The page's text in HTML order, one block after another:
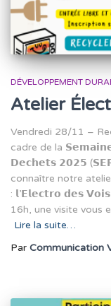
DÉVELOPPEMENT
Atelier
Vendredi 28/11 –
cadre de la
𝗗𝗲𝗰𝗵𝗲𝘁𝘀 𝟮𝟬𝟮𝟱
connaître notre
: 𝗹’𝗘𝗹𝗲𝗰𝘁𝗿𝗼 𝗱𝗲𝘀
16h, une visite vous
Lire la suite…
Par Communication